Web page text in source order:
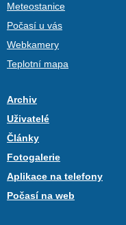
Meteostanice
Počasí u vás
Webkamery
Teplotní mapa
Archiv
Uživatelé
Články
Fotogalerie
Aplikace na telefony
Počasí na web